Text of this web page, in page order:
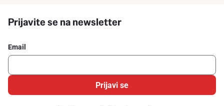
Prijavite se na newsletter
Email
Prijavi se